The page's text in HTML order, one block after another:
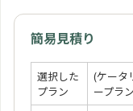
簡易見積り
選択した
プラン
(ケータ
ープラ